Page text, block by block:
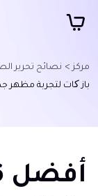
مركز > نصائح تحرير
باز کات لتجربة مظهر